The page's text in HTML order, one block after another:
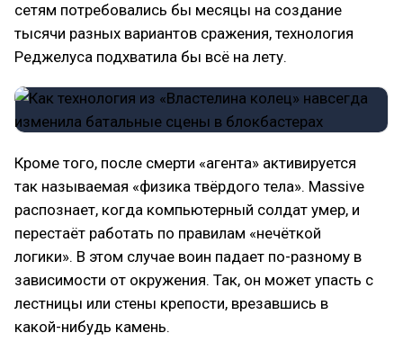
сетям потребовались бы месяцы на создание
тысячи разных вариантов сражения, технология
Реджелуса подхватила бы всё на лету.
Кроме того, после смерти «агента» активируется
так называемая «физика твёрдого тела». Massive
распознает, когда компьютерный солдат умер, и
перестаёт работать по правилам «нечёткой
логики». В этом случае воин падает по-разному в
зависимости от окружения. Так, он может упасть с
лестницы или стены крепости, врезавшись в
какой-нибудь камень.